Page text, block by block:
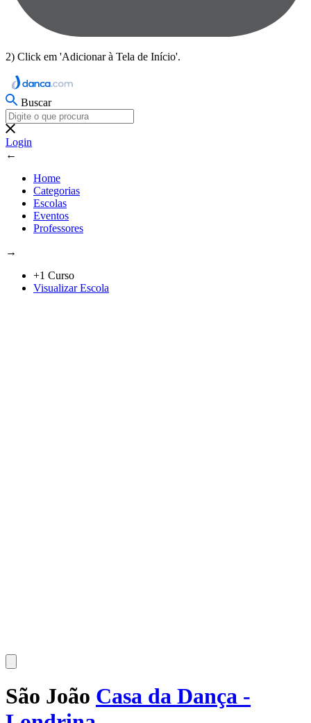
2) Click em 'Adicionar à Tela de Início'.
Buscar
Login
←
Home
Categorias
Escolas
Eventos
Professores
→
+1 Curso
Visualizar Escola
São João Casa da Dança -